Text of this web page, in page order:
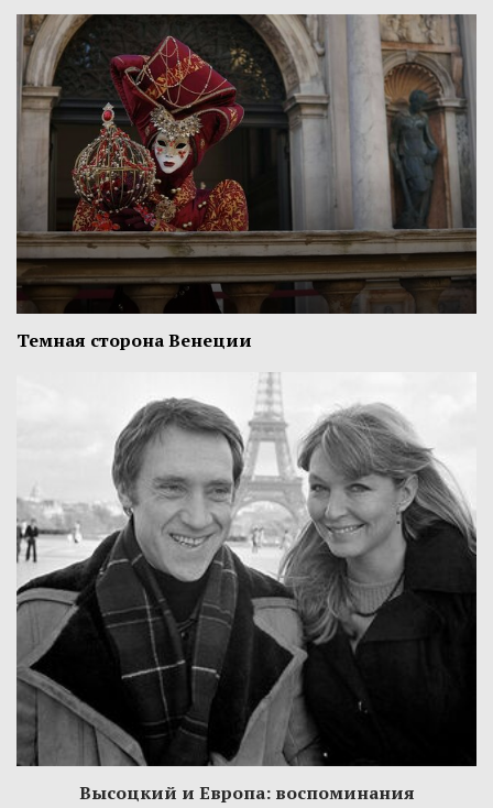
Темная сторона Венеции
Высоцкий и Европа: воспоминания